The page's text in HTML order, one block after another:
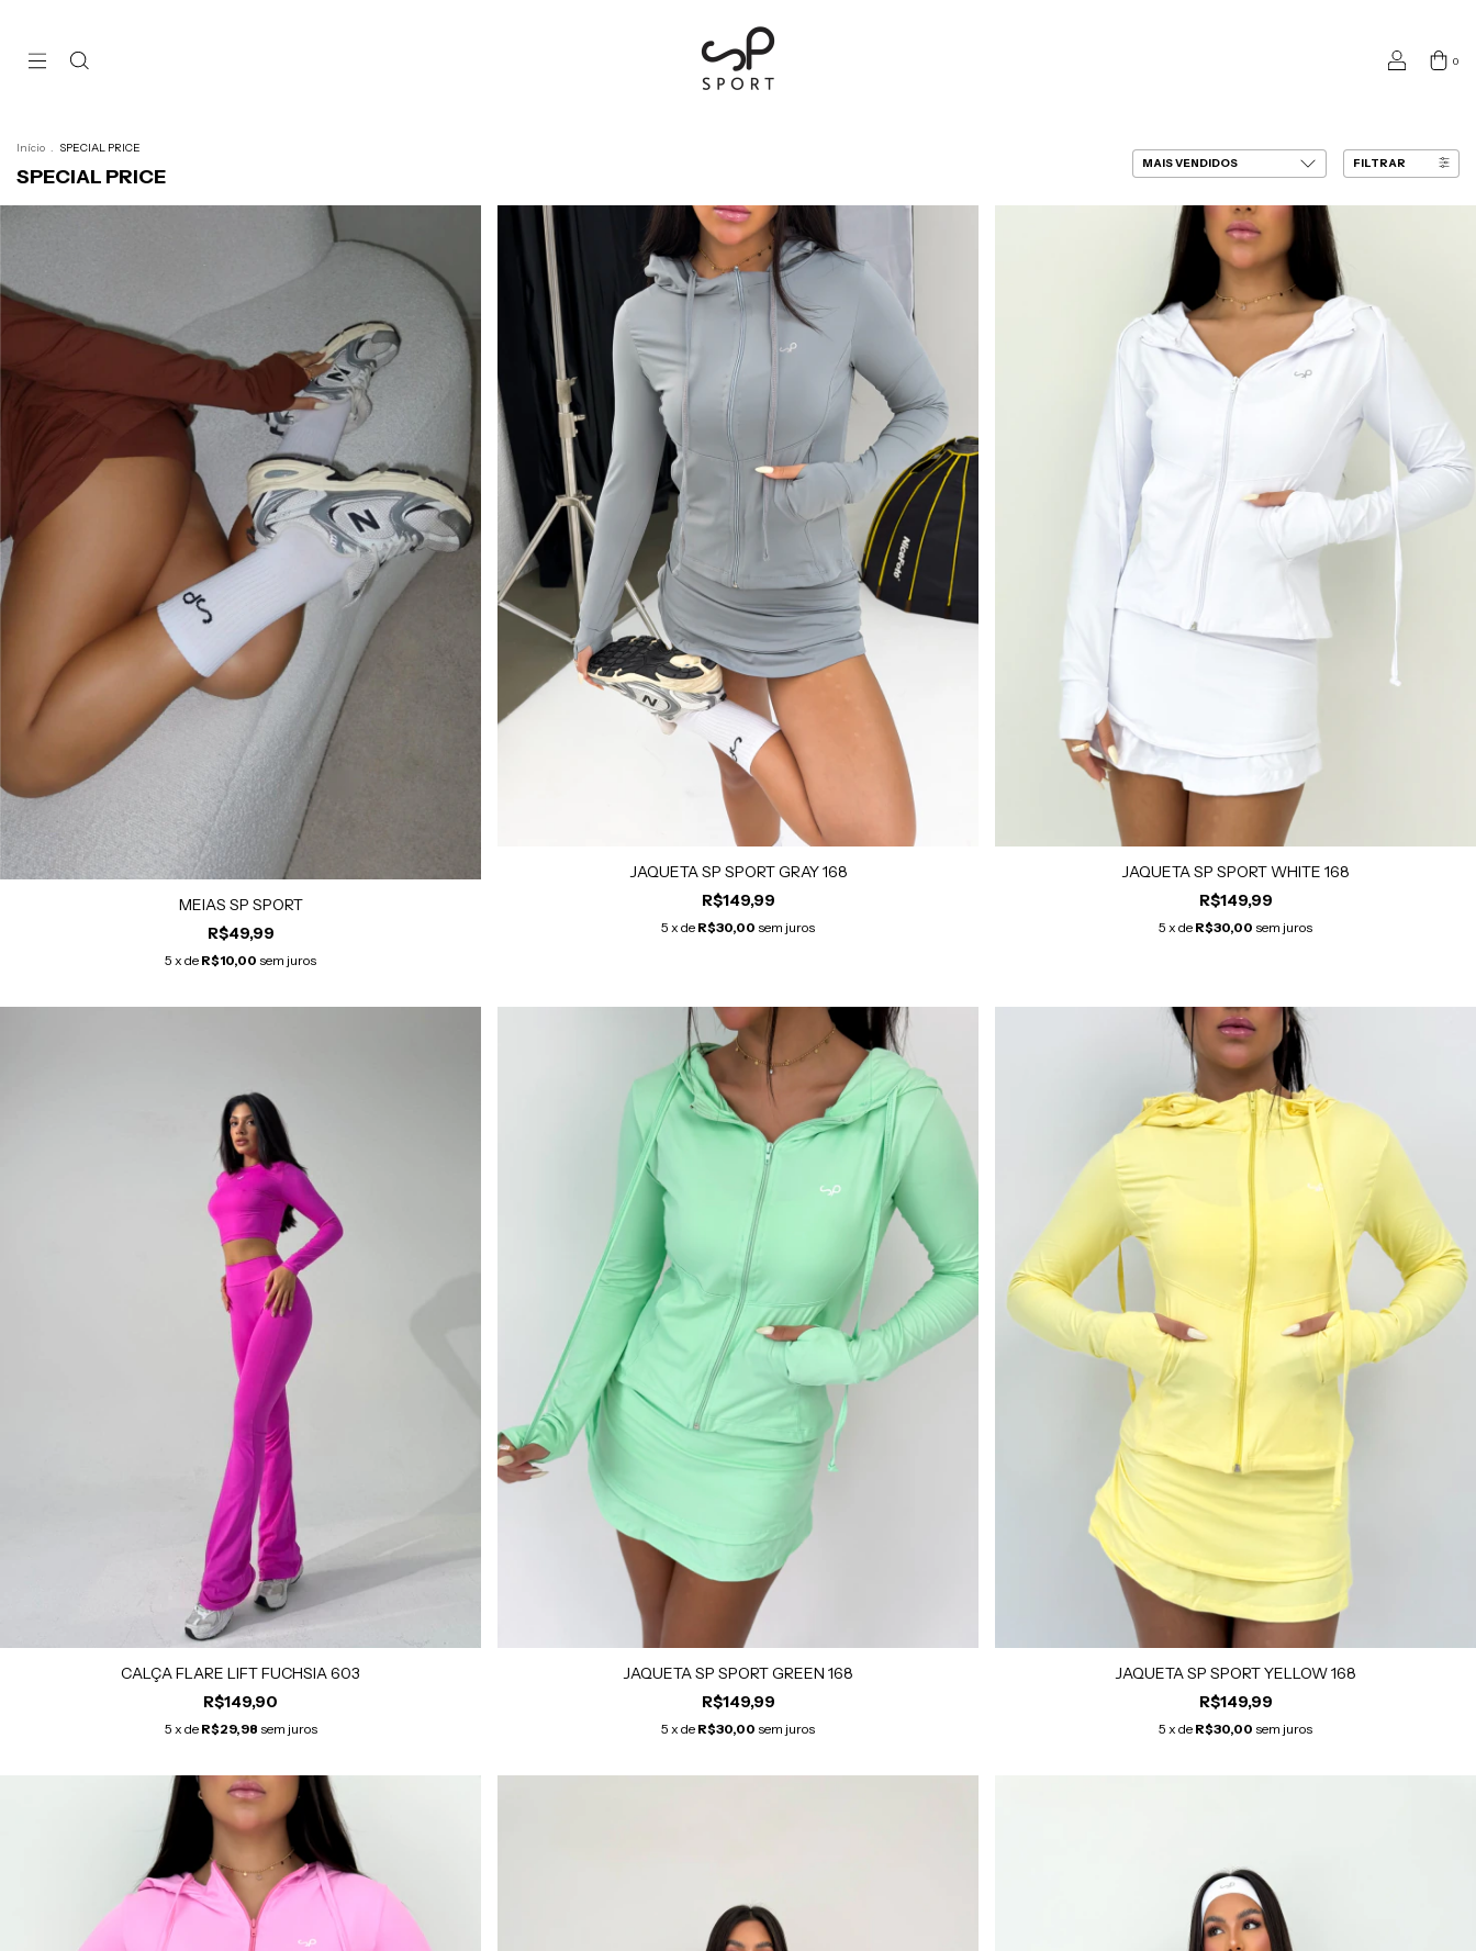
0
Início . SPECIAL PRICE
SPECIAL PRICE
FILTRAR
MEIAS SP SPORT
R$49,99
5 x de R$10,00 sem juros
JAQUETA SP SPORT GRAY 168
R$149,99
5 x de R$30,00 sem juros
JAQUETA SP SPORT WHITE 168
R$149,99
5 x de R$30,00 sem juros
CALÇA FLARE LIFT FUCHSIA 603
R$149,90
5 x de R$29,98 sem juros
JAQUETA SP SPORT GREEN 168
R$149,99
5 x de R$30,00 sem juros
JAQUETA SP SPORT YELLOW 168
R$149,99
5 x de R$30,00 sem juros